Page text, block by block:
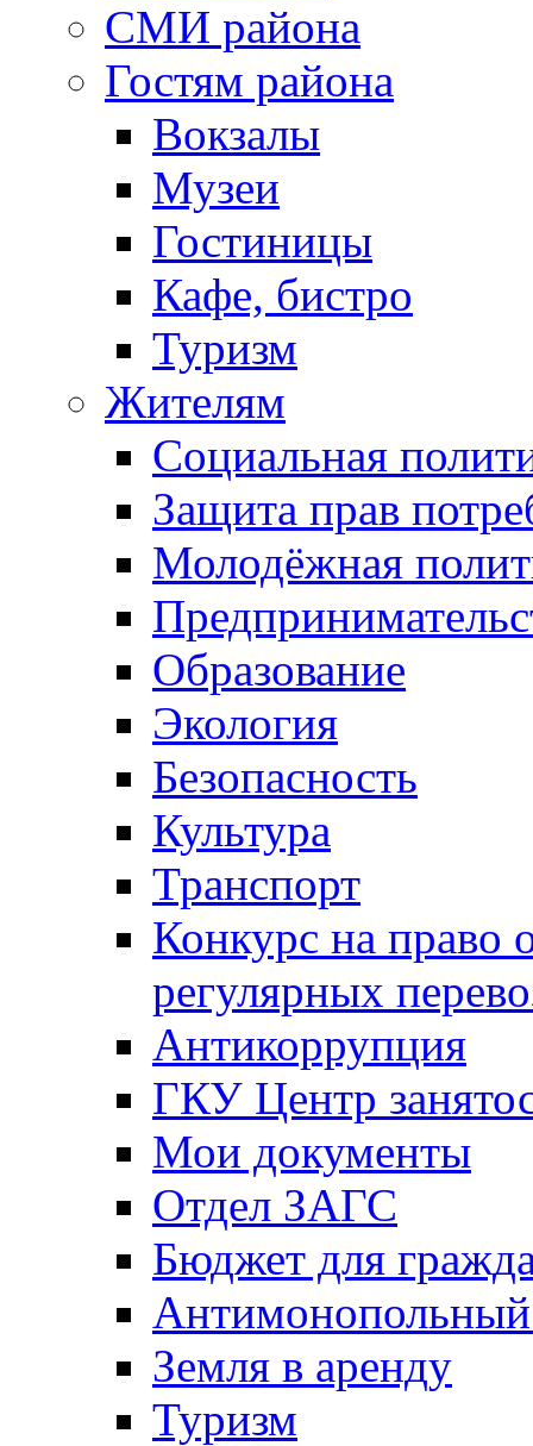
СМИ района
Гостям района
Вокзалы
Музеи
Гостиницы
Кафе, бистро
Туризм
Жителям
Социальная
Защита прав
Молодёжная
Образование
Экология
Безопасность
Культура
Транспорт
Конкурс на право
регулярных
Антикоррупция
ГКУ Центр
Мои документы
Отдел ЗАГС
Бюджет для
Антимонопольный
Земля в аренду
Туризм